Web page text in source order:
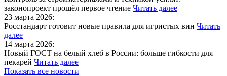
законопроект прошёл первое чтение Читать далее
23 марта 2026:
Росстандарт готовит новые правила для игристых вин Читать
далее
14 марта 2026:
Новый ГОСТ на белый хлеб в России: больше гибкости для
пекарей Читать далее
Показать все новости